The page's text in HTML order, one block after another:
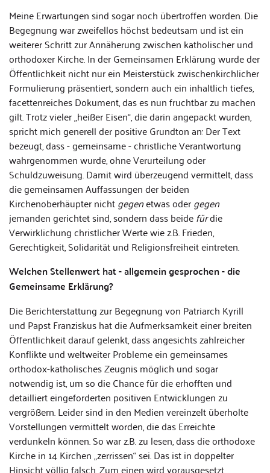
Meine Erwartungen sind sogar noch übertroffen worden. Die
Begegnung war zweifellos höchst bedeutsam und ist ein
weiterer Schritt zur Annäherung zwischen katholischer und
orthodoxer Kirche. In der Gemeinsamen Erklärung wurde der
Öffentlichkeit nicht nur ein Meisterstück zwischenkirchlicher
Formulierung präsentiert, sondern auch ein inhaltlich tiefes,
facettenreiches Dokument, das es nun fruchtbar zu machen
gilt. Trotz vieler „heißer Eisen“, die darin angepackt wurden,
spricht mich generell der positive Grundton an: Der Text
bezeugt, dass - gemeinsame - christliche Verantwortung
wahrgenommen wurde, ohne Verurteilung oder
Schuldzuweisung. Damit wird überzeugend vermittelt, dass
die gemeinsamen Auffassungen der beiden
Kirchenoberhäupter nichtgegenetwas odergegen
jemanden gerichtet sind, sondern dass beidefürdie
Verwirklichung christlicher Werte wie z.B. Frieden,
Gerechtigkeit, Solidarität und Religionsfreiheit eintreten.
Welchen Stellenwert hat - allgemein gesprochen - die
Gemeinsame Erklärung?
Die Berichterstattung zur Begegnung von Patriarch Kyrill
und Papst Franziskus hat die Aufmerksamkeit einer breiten
Öffentlichkeit darauf gelenkt, dass angesichts zahlreicher
Konflikte und weltweiter Probleme ein gemeinsames
orthodox-katholisches Zeugnis möglich und sogar
notwendig ist, um so die Chance für die erhofften und
detailliert eingeforderten positiven Entwicklungen zu
vergrößern. Leider sind in den Medien vereinzelt überholte
Vorstellungen vermittelt worden, die das Erreichte
verdunkeln können. So war z.B. zu lesen, dass die orthodoxe
Kirche in 14 Kirchen „zerrissen“ sei. Das ist in doppelter
Hinsicht völlig falsch. Zum einen wird vorausgesetzt,